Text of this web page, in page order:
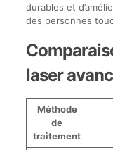
durables et
des personnes
laser
Méthode
de
traitement